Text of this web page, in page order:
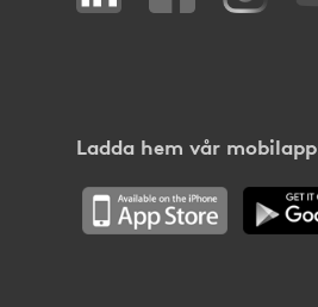
Ladda hem vår mobilapp